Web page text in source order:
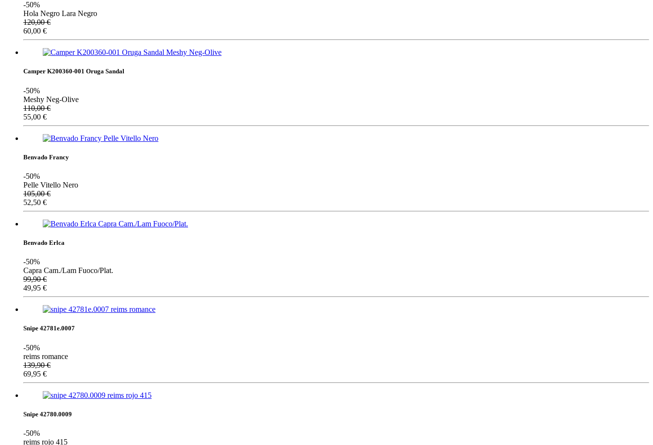
-50%
Hola Negro Lara Negro
120,00€
60,00 €
Camper K200360-001 Oruga Sandal
-50%
Meshy Neg-Olive
110,00€
55,00 €
Benvado Francy
-50%
Pelle Vitello Nero
105,00€
52,50 €
Benvado Erlca
-50%
Capra Cam./Lam Fuoco/Plat.
99,90€
49,95 €
Snipe 42781e.0007
-50%
reims romance
139,90€
69,95 €
Snipe 42780.0009
-50%
reims rojo 415